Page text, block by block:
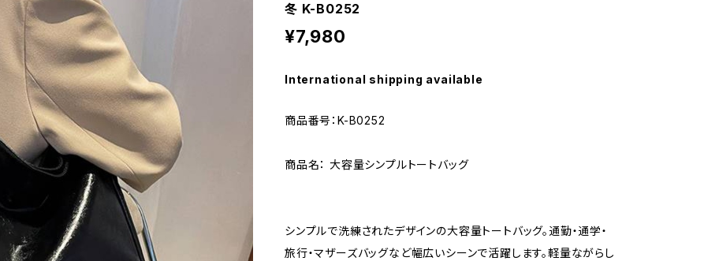
冬 K-B0252
¥7,980
International shipping available
商品番号：K-B0252
商品名： 大容量シンプルトートバッグ
シンプルで洗練されたデザインの大容量トートバッグ。通勤・通学・
旅行・マザーズバッグなど幅広いシーンで活躍します。軽量ながらし